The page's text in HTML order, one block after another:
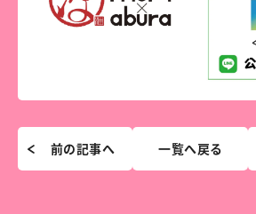
前の記事へ 一覧へ戻る